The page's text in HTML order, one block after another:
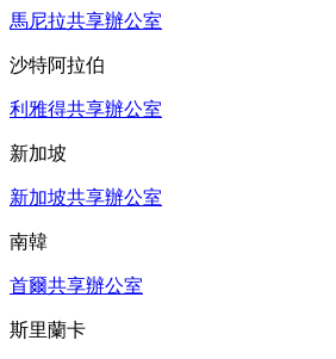
馬尼拉共享辦公室
沙特阿拉伯
利雅得共享辦公室
新加坡
新加坡共享辦公室
南韓
首爾共享辦公室
斯里蘭卡